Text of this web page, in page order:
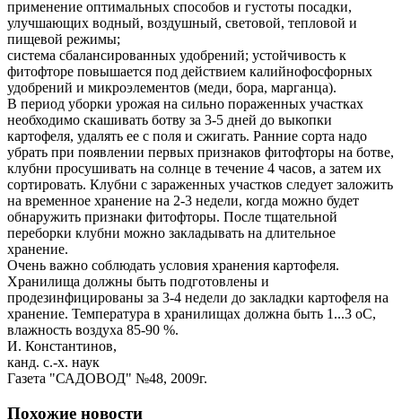
применение оптимальных способов и густоты посадки,
улучшающих водный, воздушный, световой, тепловой и
пищевой режимы;
система сбалансированных удобрений; устойчивость к
фитофторе повышается под действием калийно­фосфорных
удобрений и микроэлементов (меди, бора, марганца).
В период уборки урожая на сильно пораженных участках
необходимо скашивать ботву за 3-5 дней до выкопки
картофеля, удалять ее с поля и сжигать. Ранние сорта надо
убрать при появлении первых признаков фитофторы на ботве,
клубни просушивать на солнце в течение 4 часов, а затем их
сортировать. Клубни с зараженных участков следует заложить
на временное хранение на 2-3 недели, когда можно будет
обнаружить признаки фитофторы. После тщательной
переборки клубни можно закладывать на длительное
хранение.
Очень важно соблюдать условия хранения картофеля.
Хранилища должны быть подготовлены и
продезинфицированы за 3-4 недели до закладки картофеля на
хранение. Температура в хранилищах должна быть 1...3 оС,
влажность воздуха 85-90 %.
И. Константинов,
канд. с.-х. наук
Газета "САДОВОД" №48, 2009г.
Похожие новости